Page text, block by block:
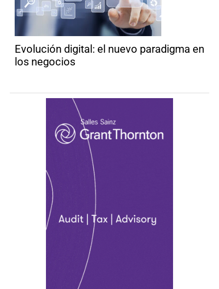
Evolución digital: el nuevo paradigma en
los negocios